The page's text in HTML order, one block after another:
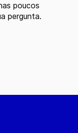
poucos
pergunta.